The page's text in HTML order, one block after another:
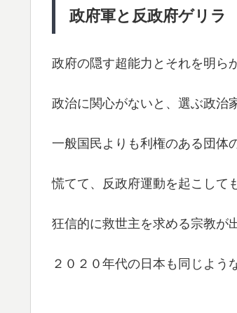
政府軍と反政府ゲリラ
政府の隠す超能力とそれを明ら
政治に関心がないと、選ぶ政治
一般国民よりも利権のある団体
慌てて、反政府運動を起こして
狂信的に救世主を求める宗教が
２０２０年代の日本も同じよう